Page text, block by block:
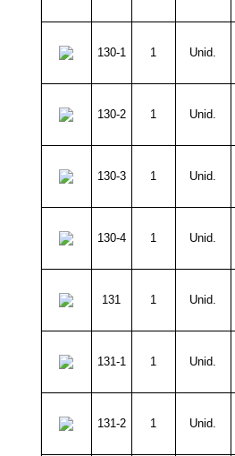
130-1 1 Unid.
130-2 1 Unid.
130-3 1 Unid.
130-4 1 Unid.
131 1 Unid.
131-1 1 Unid.
131-2 1 Unid.